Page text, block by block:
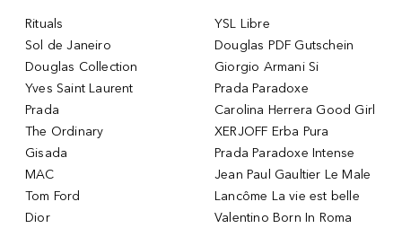
Rituals
Sol de Janeiro
Douglas Collection
Yves Saint Laurent
Prada
The Ordinary
Gisada
MAC
Tom Ford
Dior
YSL Libre
Douglas PDF Gutschein
Giorgio Armani Si
Prada Paradoxe
Carolina Herrera Good Girl
XERJOFF Erba Pura
Prada Paradoxe Intense
Jean Paul Gaultier Le Male
Lancôme La vie est belle
Valentino Born In Roma